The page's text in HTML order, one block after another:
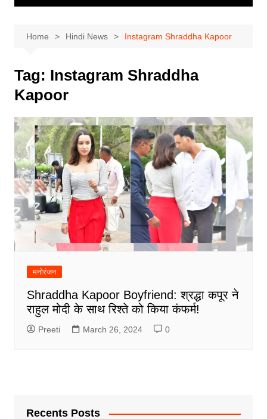
Home Hindi News Instagram Shraddha Kapoor
Tag: Instagram Shraddha
Kapoor
मनोरंजन
Shraddha Kapoor Boyfriend: श्रद्धा कपूर ने
राहुल मोदी के साथ रिश्ते को किया कंफर्म!
Preeti March 26, 2024 0
Recents Posts